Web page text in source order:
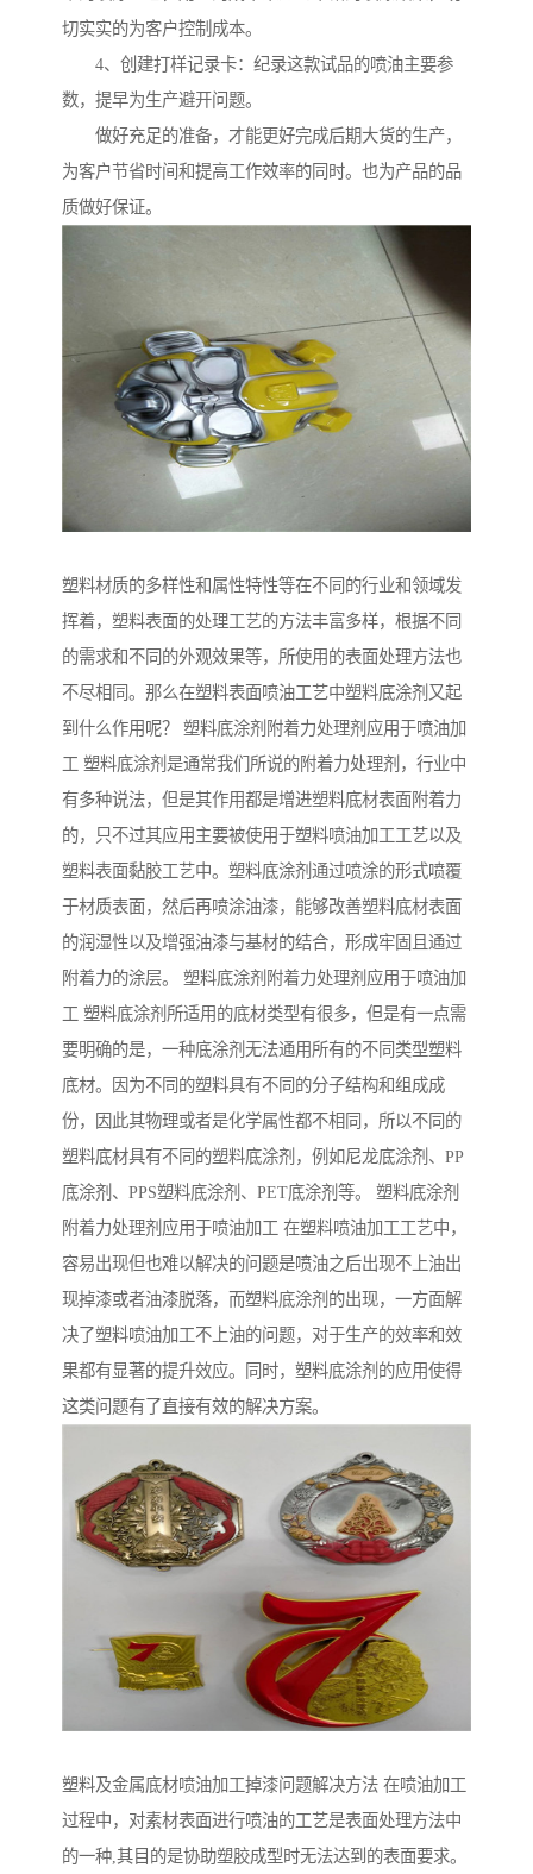
切实实的为客户控制成本。
4、创建打样记录卡：纪录这款试品的喷油主要参
数，提早为生产避开问题。
做好充足的准备，才能更好完成后期大货的生产，
为客户节省时间和提高工作效率的同时。也为产品的品
质做好保证。
塑料材质的多样性和属性特性等在不同的行业和领域发
挥着，塑料表面的处理工艺的方法丰富多样，根据不同
的需求和不同的外观效果等，所使用的表面处理方法也
不尽相同。那么在塑料表面喷油工艺中塑料底涂剂又起
到什么作用呢？ 塑料底涂剂附着力处理剂应用于喷油加
工 塑料底涂剂是通常我们所说的附着力处理剂，行业中
有多种说法，但是其作用都是增进塑料底材表面附着力
的，只不过其应用主要被使用于塑料喷油加工工艺以及
塑料表面黏胶工艺中。塑料底涂剂通过喷涂的形式喷覆
于材质表面，然后再喷涂油漆，能够改善塑料底材表面
的润湿性以及增强油漆与基材的结合，形成牢固且通过
附着力的涂层。 塑料底涂剂附着力处理剂应用于喷油加
工 塑料底涂剂所适用的底材类型有很多，但是有一点需
要明确的是，一种底涂剂无法通用所有的不同类型塑料
底材。因为不同的塑料具有不同的分子结构和组成成
份，因此其物理或者是化学属性都不相同，所以不同的
塑料底材具有不同的塑料底涂剂，例如尼龙底涂剂、PP
底涂剂、PPS塑料底涂剂、PET底涂剂等。 塑料底涂剂
附着力处理剂应用于喷油加工 在塑料喷油加工工艺中，
容易出现但也难以解决的问题是喷油之后出现不上油出
现掉漆或者油漆脱落，而塑料底涂剂的出现，一方面解
决了塑料喷油加工不上油的问题，对于生产的效率和效
果都有显著的提升效应。同时，塑料底涂剂的应用使得
这类问题有了直接有效的解决方案。
塑料及金属底材喷油加工掉漆问题解决方法 在喷油加工
过程中，对素材表面进行喷油的工艺是表面处理方法中
的一种,其目的是协助塑胶成型时无法达到的表面要求。